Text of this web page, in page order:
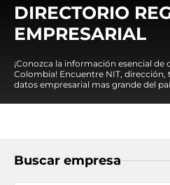
DIRECTORIO
EMPRESARIAL
¡Conozca la información esencial de
Colombia! Encuentre NIT, dirección,
datos empresarial mas grande del
Buscar empresa